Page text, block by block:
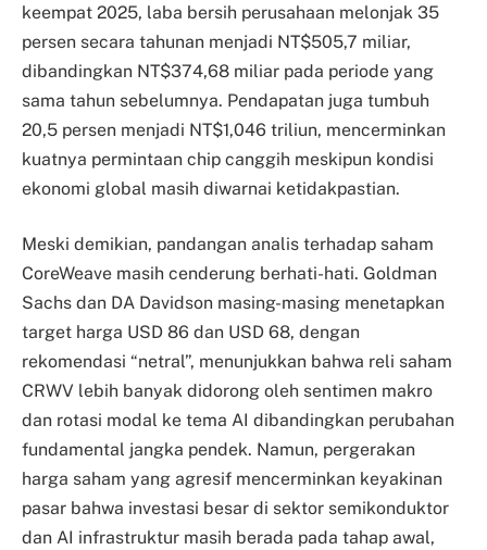
keempat 2025, laba bersih perusahaan melonjak 35
persen secara tahunan menjadi NT$505,7 miliar,
dibandingkan NT$374,68 miliar pada periode yang
sama tahun sebelumnya. Pendapatan juga tumbuh
20,5 persen menjadi NT$1,046 triliun, mencerminkan
kuatnya permintaan chip canggih meskipun kondisi
ekonomi global masih diwarnai ketidakpastian.
Meski demikian, pandangan analis terhadap saham
CoreWeave masih cenderung berhati-hati. Goldman
Sachs dan DA Davidson masing-masing menetapkan
target harga USD 86 dan USD 68, dengan
rekomendasi “netral”, menunjukkan bahwa reli saham
CRWV lebih banyak didorong oleh sentimen makro
dan rotasi modal ke tema AI dibandingkan perubahan
fundamental jangka pendek. Namun, pergerakan
harga saham yang agresif mencerminkan keyakinan
pasar bahwa investasi besar di sektor semikonduktor
dan AI infrastruktur masih berada pada tahap awal,